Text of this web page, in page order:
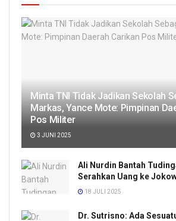
Minta TNI Tidak Jadikan Sekolah
Markas, Yance Mote: Pimpinan
Pos Militer
3 JUNI 2025
Ali Nurdin Bantah
Serahkan Uang ke
18 JULI 2025
Dr. Sutrisno: Ada